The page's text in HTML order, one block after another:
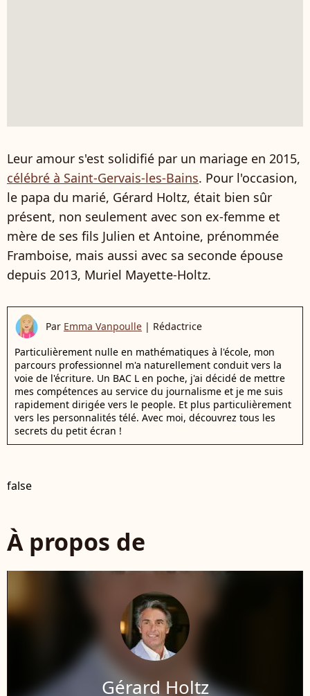
Leur amour s'est solidifié par un mariage en 2015,
célébré à Saint-Gervais-les-Bains. Pour l'occasion,
le papa du marié, Gérard Holtz, était bien sûr
présent, non seulement avec son ex-femme et
mère de ses fils Julien et Antoine, prénommée
Framboise, mais aussi avec sa seconde épouse
depuis 2013, Muriel Mayette-Holtz.
Par Emma Vanpoulle | Rédactrice
Particulièrement nulle en mathématiques à l'école, mon
parcours professionnel m'a naturellement conduit vers la
voie de l'écriture. Un BAC L en poche, j'ai décidé de mettre
mes compétences au service du journalisme et je me suis
rapidement dirigée vers le people. Et plus particulièrement
vers les personnalités télé. Avec moi, découvrez tous les
secrets du petit écran !
false
À propos de
Gérard Holtz